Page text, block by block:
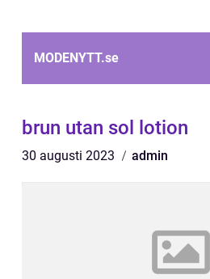
MODENYTT.se
brun utan sol lotion
30 augusti 2023 admin